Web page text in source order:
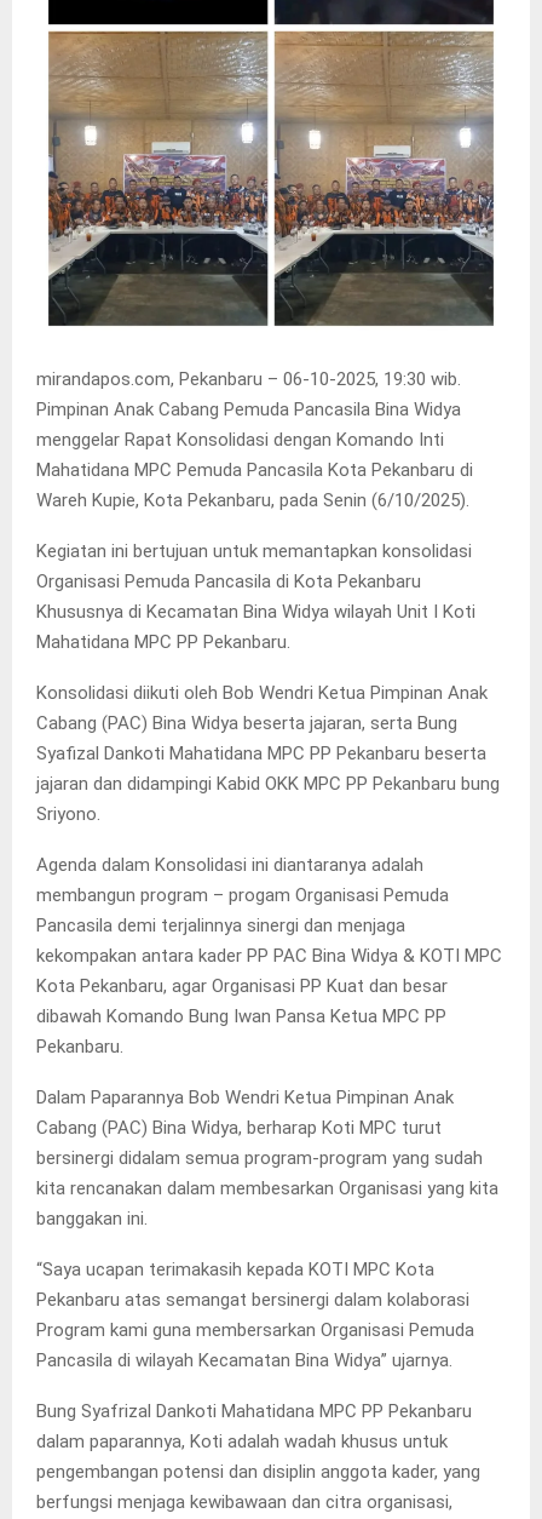
mirandapos.com, Pekanbaru – 06-10-2025, 19:30 wib.
Pimpinan Anak Cabang Pemuda Pancasila Bina Widya
menggelar Rapat Konsolidasi dengan Komando Inti
Mahatidana MPC Pemuda Pancasila Kota Pekanbaru di
Wareh Kupie, Kota Pekanbaru, pada Senin (6/10/2025).
Kegiatan ini bertujuan untuk memantapkan konsolidasi
Organisasi Pemuda Pancasila di Kota Pekanbaru
Khususnya di Kecamatan Bina Widya wilayah Unit I Koti
Mahatidana MPC PP Pekanbaru.
Konsolidasi diikuti oleh Bob Wendri Ketua Pimpinan Anak
Cabang (PAC) Bina Widya beserta jajaran, serta Bung
Syafizal Dankoti Mahatidana MPC PP Pekanbaru beserta
jajaran dan didampingi Kabid OKK MPC PP Pekanbaru bung
Sriyono.
Agenda dalam Konsolidasi ini diantaranya adalah
membangun program – progam Organisasi Pemuda
Pancasila demi terjalinnya sinergi dan menjaga
kekompakan antara kader PP PAC Bina Widya & KOTI MPC
Kota Pekanbaru, agar Organisasi PP Kuat dan besar
dibawah Komando Bung Iwan Pansa Ketua MPC PP
Pekanbaru.
Dalam Paparannya Bob Wendri Ketua Pimpinan Anak
Cabang (PAC) Bina Widya, berharap Koti MPC turut
bersinergi didalam semua program-program yang sudah
kita rencanakan dalam membesarkan Organisasi yang kita
banggakan ini.
“Saya ucapan terimakasih kepada KOTI MPC Kota
Pekanbaru atas semangat bersinergi dalam kolaborasi
Program kami guna membersarkan Organisasi Pemuda
Pancasila di wilayah Kecamatan Bina Widya” ujarnya.
Bung Syafrizal Dankoti Mahatidana MPC PP Pekanbaru
dalam paparannya, Koti adalah wadah khusus untuk
pengembangan potensi dan disiplin anggota kader, yang
berfungsi menjaga kewibawaan dan citra organisasi,